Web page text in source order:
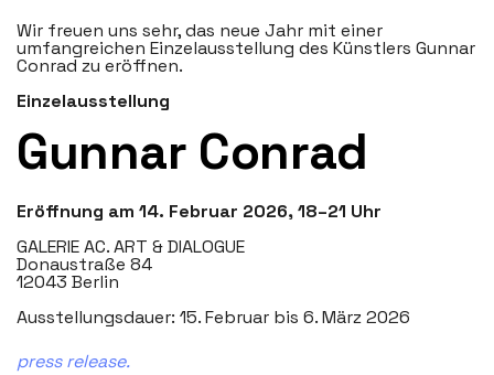
Wir freuen uns sehr, das neue Jahr mit einer
umfangreichen Einzelausstellung des Künstlers Gunnar
Conrad zu eröffnen.
Einzelausstellung
Gunnar Conrad
Eröffnung am 14. Februar 2026, 18–21 Uhr
GALERIE AC. ART & DIALOGUE
Donaustraße 84
12043 Berlin
Ausstellungsdauer: 15. Februar bis 6. März 2026
press release.